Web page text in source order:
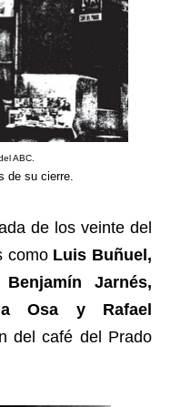
ABC.
de su cierre.
de los veinte del
como Luis Buñuel,
Jarnés,
Osa y Rafael
del café del Prado